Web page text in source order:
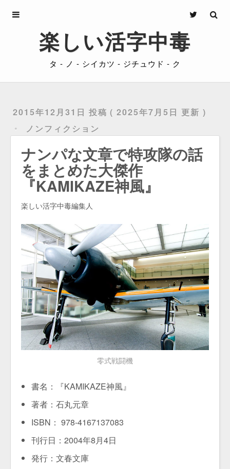
楽しい活字中毒
タ - ノ - シイカツ - ジチュウド - ク
2015年12月31日 投稿
2025年7月5日 更新
ノンフィクション
ナンパな文章で特攻隊の話
をまとめた大傑作
『KAMIKAZE神風』
楽しい活字中毒編集人
零式戦闘機
書名：『KAMIKAZE神風』
著者：石丸元章
ISBN： 978-4167137083
刊行日：2004年8月4日
発行：文春文庫
Archives